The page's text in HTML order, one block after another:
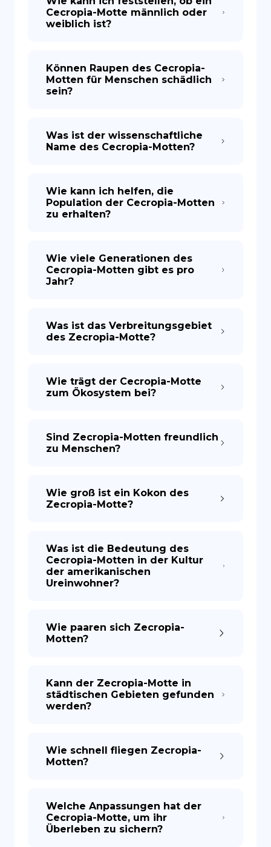
Cecropia-Motte männlich oder
weiblich ist?
Können Raupen des Cecropia-
Motten für Menschen schädlich
sein?
Was ist der wissenschaftliche
Name des Cecropia-Motten?
Wie kann ich helfen, die
Population der Cecropia-Motten
zu erhalten?
Wie viele Generationen des
Cecropia-Motten gibt es pro
Jahr?
Was ist das Verbreitungsgebiet
des Zecropia-Motte?
Wie trägt der Cecropia-Motte
zum Ökosystem bei?
Sind Zecropia-Motten freundlich
zu Menschen?
Wie groß ist ein Kokon des
Zecropia-Motte?
Was ist die Bedeutung des
Cecropia-Motten in der Kultur
der amerikanischen
Ureinwohner?
Wie paaren sich Zecropia-
Motten?
Kann der Zecropia-Motte in
städtischen Gebieten gefunden
werden?
Wie schnell fliegen Zecropia-
Motten?
Welche Anpassungen hat der
Cecropia-Motte, um ihr
Überleben zu sichern?